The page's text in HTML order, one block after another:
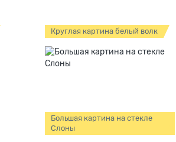
Круглая картина белый волк
Большая картина на стекле
Слоны